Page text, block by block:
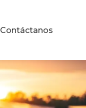
Contáctanos